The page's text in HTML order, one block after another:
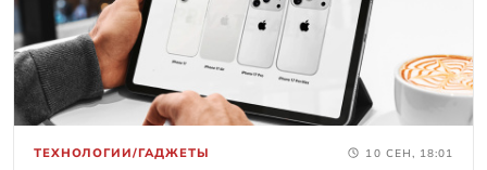
ТЕХНОЛОГИИ/ГАДЖЕТЫ 10 СЕН, 18:01